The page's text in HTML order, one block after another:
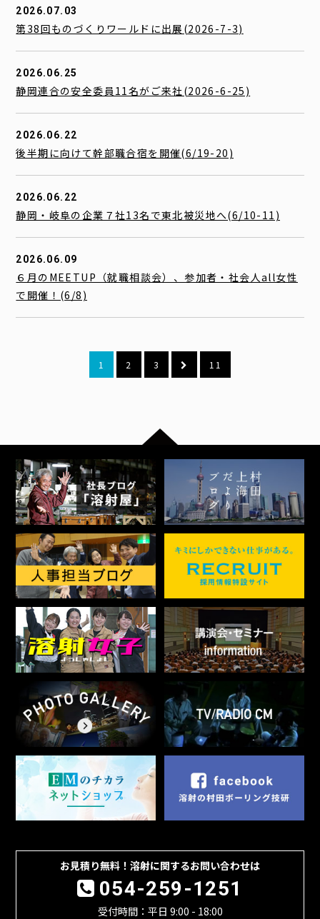
2026.07.03
第38回ものづくりワールドに出展(2026-7-3)
2026.06.25
静岡連合の安全委員11名がご来社(2026-6-25)
2026.06.22
後半期に向けて幹部職合宿を開催(6/19-20)
2026.06.22
静岡・岐阜の企業７社13名で東北被災地へ(6/10-11)
2026.06.09
６月のMEETUP（就職相談会）、参加者・社会人all女性
で開催！(6/8)
1 2 3 11
お見積り無料！溶射に関するお問い合わせは
054-259-1251
受付時間：平日 9:00 - 18:00